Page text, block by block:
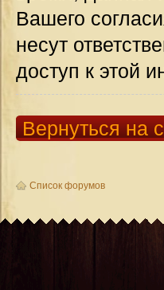
Вашего
несут
доступ к этой
Вернуться на
Список форумов